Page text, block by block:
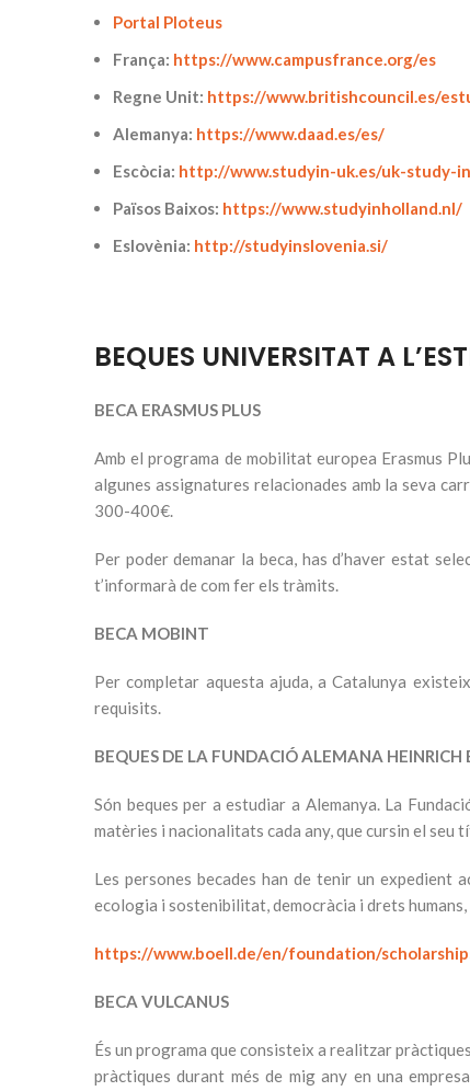
Portal Ploteus
França: https://www.campusfrance.org/es
Regne Unit: https://www.britishcouncil.es/
Alemanya: https://www.daad.es/es/
Escòcia: http://www.studyin-uk.es/uk-study-
Països Baixos: https://www.studyinholland.nl/
Eslovènia: http://studyinslovenia.si/
BEQUES UNIVERSITAT A
BECA ERASMUS PLUS
Amb el programa de mobilitat europea Erasmus
algunes assignatures relacionades amb la seva
300-400€.
Per poder demanar la beca, has d’haver estat
t’informarà de com fer els tràmits.
BECA MOBINT
Per completar aquesta ajuda, a Catalunya
requisits.
BEQUES DE LA FUNDACIÓ ALEMANA HEINRICH
Són beques per a estudiar a Alemanya. La
matèries i nacionalitats cada any, que cursin el seu
Les persones becades han de tenir un expedient
ecologia i sostenibilitat, democràcia i drets
https://www.boell.de/en/foundation/
BECA VULCANUS
És un programa que consisteix a realitzar
pràctiques durant més de mig any en una